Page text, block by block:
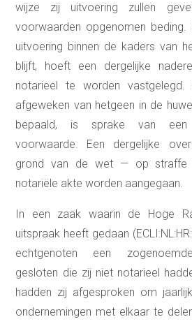
wijze zij uitvoering zullen
voorwaarden opgenomen
uitvoering binnen de kaders van
blijft, hoeft een dergelijke
notarieel te worden
afgeweken van hetgeen in de
bepaald, is sprake van een
voorwaarde. Een dergelijke
grond van de wet — op straffe
notariële akte worden aangegaan.
In een zaak waarin de Hoge
uitspraak heeft gedaan
echtgenoten een
gesloten die zij niet notarieel
hadden zij afgesproken om
ondernemingen met elkaar te